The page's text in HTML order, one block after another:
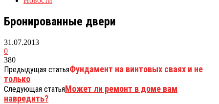
Бронированные двери
31.07.2013
0
380
Предыдущая статьяФундамент на винтовых сваях и не
только
Следующая статьяМожет ли ремонт в доме вам
навредить?